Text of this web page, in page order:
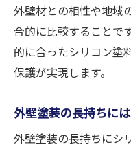
外壁材との相性や地域
合的に比較することで
的に合ったシリコン塗
保護が実現します。
外壁塗装の長持ちに
外壁塗装の長持ちにシ